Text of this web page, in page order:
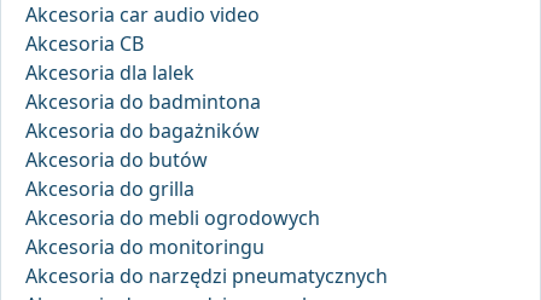
Akcesoria car audio video
Akcesoria CB
Akcesoria dla lalek
Akcesoria do badmintona
Akcesoria do bagażników
Akcesoria do butów
Akcesoria do grilla
Akcesoria do mebli ogrodowych
Akcesoria do monitoringu
Akcesoria do narzędzi pneumatycznych